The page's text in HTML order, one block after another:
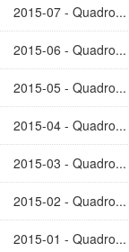
2015-07 - Quadro...
2015-06 - Quadro...
2015-05 - Quadro...
2015-04 - Quadro...
2015-03 - Quadro...
2015-02 - Quadro...
2015-01 - Quadro...